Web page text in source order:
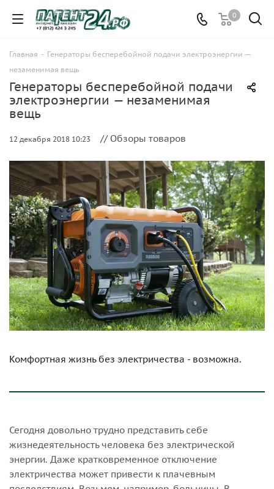
0
Главная - Генераторы бесперебойной подачи электроэнергии —
незаменимая вещь
Генераторы бесперебойной подачи
электроэнергии — незаменимая
вещь
12 декабря 2018 10:23 // Обзоры товаров
Комфортная жизнь без электричества - возможна.
Сегодня довольно трудно представить себе
жизнедеятельность человека без электрической
энергии. Даже кратковременное отключение
электричества может привести к плачевным